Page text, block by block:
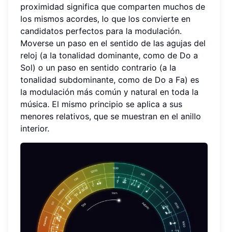
proximidad significa que comparten muchos de
los mismos acordes, lo que los convierte en
candidatos perfectos para la modulación.
Moverse un paso en el sentido de las agujas del
reloj (a la tonalidad dominante, como de Do a
Sol) o un paso en sentido contrario (a la
tonalidad subdominante, como de Do a Fa) es
la modulación más común y natural en toda la
música. El mismo principio se aplica a sus
menores relativos, que se muestran en el anillo
interior.